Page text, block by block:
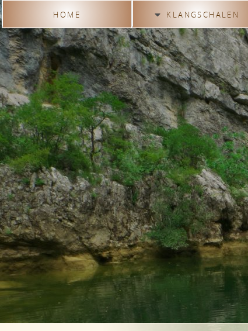
HOME KLANGSCHALEN
Nach Typen
Nach Sternzeichen
Nach Chakren
Nach Themen
Nach Planetentönen